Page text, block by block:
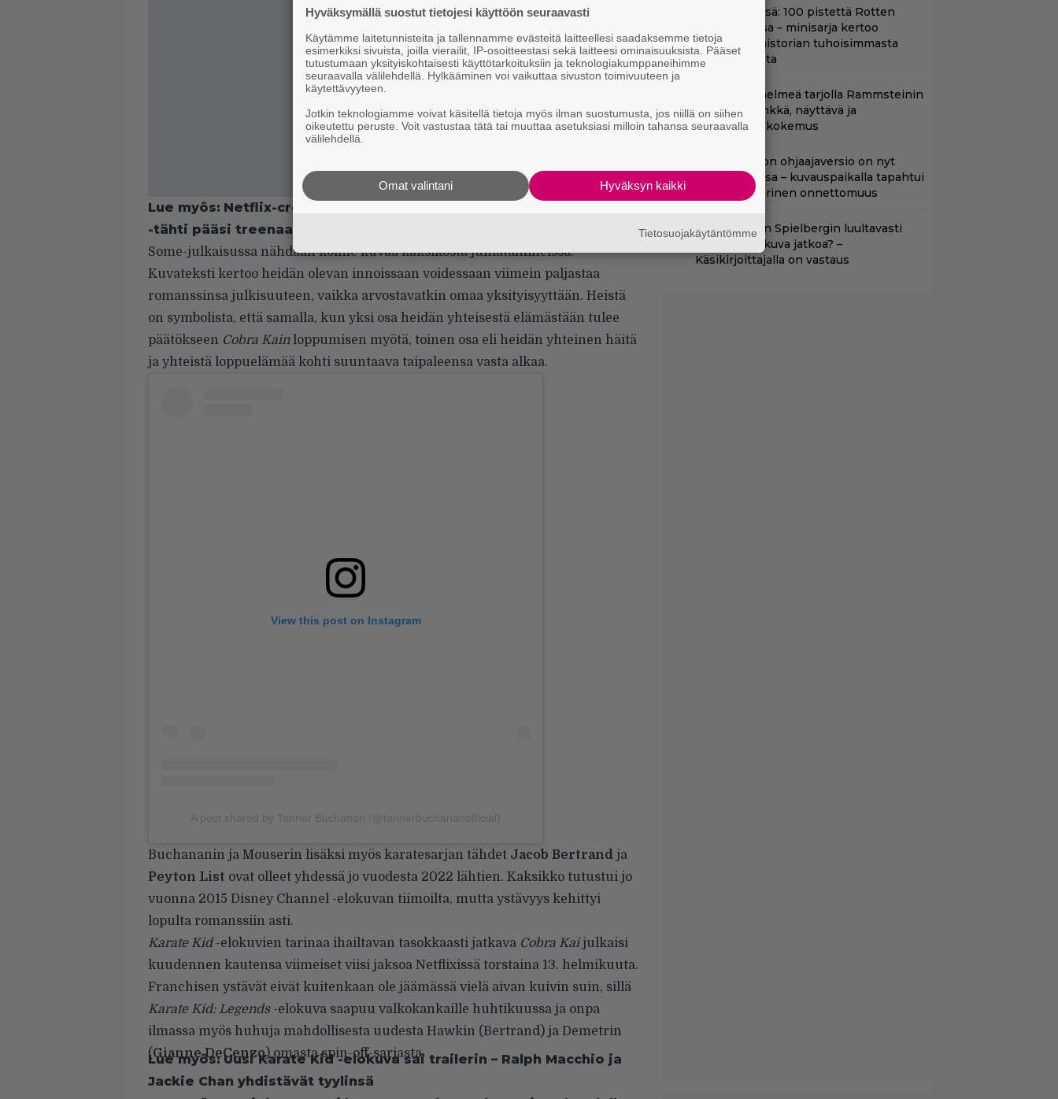
Lue myös: Netflix-crossover, jota et tiennyt tarvitsevasi! One Piece
-tähti pääsi treenaamaan karateliikkeitä Cobra Kain kulisseihin
Some-julkaisussa nähdään kolme kuvaa kaksikosta juhlatamineissa.
Kuvateksti kertoo heidän olevan innoissaan voidessaan viimein paljastaa
romanssinsa julkisuuteen, vaikka arvostavatkin omaa yksityisyyttään. Heistä
on symbolista, että samalla, kun yksi osa heidän yhteisestä elämästään tulee
päätökseen Cobra Kainloppumisen myötä, toinen osa eli heidän yhteinen häitä
ja yhteistä loppuelämää kohti suuntaava taipaleensa vasta alkaa.
View this post on Instagram
A post shared by Tanner Buchanan (@tannerbuchananofficial)
Buchananin ja Mouserin lisäksi myös karatesarjan tähdet Jacob Bertrand ja
Peyton List ovat olleet yhdessä jo vuodesta 2022 lähtien. Kaksikko tutustui jo
vuonna 2015 Disney Channel -elokuvan tiimoilta, mutta ystävyys kehittyi
lopulta romanssiin asti.
Karate Kid-elokuvien tarinaa ihailtavan tasokkaasti jatkava Cobra Kai julkaisi
kuudennen kautensa viimeiset viisi jaksoa Netflixissä torstaina 13. helmikuuta.
Franchisen ystävät eivät kuitenkaan ole jäämässä vielä aivan kuivin suin, sillä
Karate Kid: Legends-elokuva saapuu valkokankaille huhtikuussa ja onpa
ilmassa myös huhuja mahdollisesta uudesta Hawkin (Bertrand) ja Demetrin
(Gianne DeCenzo) omasta spin-off-sarjasta.
Lue myös: Uusi Karate Kid -elokuva sai trailerin – Ralph Macchio ja
Jackie Chan yhdistävät tyylinsä
Nyt Netflixissä: 100 pistettä Rotten
Tomatoesissa – minisarja kertoo
Britannian historian tuhoisimmasta
terrori-iskusta
Suoratoistohelmeä tarjolla Rammsteinin
faneille – synkkä, näyttävä ja
satumainen kokemus
Scifi-klassikon ohjaajaversio on nyt
suoratoistossa – kuvauspaikalla tapahtui
kauhea ja verinen onnettomuus
Saako Steven Spielbergin luultavasti
huonoin elokuva jatkoa? –
Käsikirjoittajalla on vastaus
Hyväksymällä suostut tietojesi käyttöön seuraavasti
Käytämme laitetunnisteita ja tallennamme evästeitä laitteellesi saadaksemme tietoja
esimerkiksi sivuista, joilla vierailit, IP-osoitteestasi sekä laitteesi ominaisuuksista. Pääset
tutustumaan yksityiskohtaisesti käyttötarkoituksiin ja teknologiakumppaneihimme
seuraavalla välilehdellä. Hylkääminen voi vaikuttaa sivuston toimivuuteen ja
käytettävyyteen.
Jotkin teknologiamme voivat käsitellä tietoja myös ilman suostumusta, jos niillä on siihen
oikeutettu peruste. Voit vastustaa tätä tai muuttaa asetuksiasi milloin tahansa seuraavalla
välilehdellä.
Hyväksyn kaikki
Omat valintani
Tietosuojakäytäntömme